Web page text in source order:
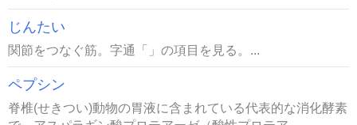
じんたい
関節をつなぐ筋。字通「」の項目を見る。...
ペプシン
脊椎(せきつい)動物の胃液に含まれている代表的な消化酵素